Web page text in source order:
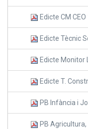
Edicte CM
Edicte Tècnic
Edicte Monitor
Edicte T.
PB Infància i
PB